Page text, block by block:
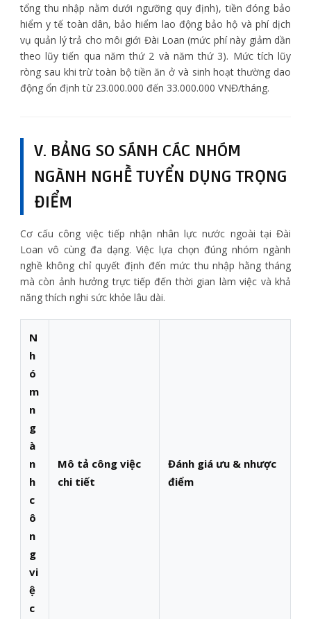
tổng thu nhập nằm dưới ngưỡng quy định), tiền đóng bảo
hiểm y tế toàn dân, bảo hiểm lao động bảo hộ và phí dịch
vụ quản lý trả cho môi giới Đài Loan (mức phí này giảm dần
theo lũy tiến qua năm thứ 2 và năm thứ 3). Mức tích lũy
ròng sau khi trừ toàn bộ tiền ăn ở và sinh hoạt thường dao
động ổn định từ 23.000.000 đến 33.000.000 VNĐ/tháng.
V. BẢNG SO SÁNH CÁC NHÓM
NGÀNH NGHỀ TUYỂN DỤNG TRỌNG
ĐIỂM
Cơ cấu công việc tiếp nhận nhân lực nước ngoài tại Đài
Loan vô cùng đa dạng. Việc lựa chọn đúng nhóm ngành
nghề không chỉ quyết định đến mức thu nhập hằng tháng
mà còn ảnh hưởng trực tiếp đến thời gian làm việc và khả
năng thích nghi sức khỏe lâu dài.
N
h
ó
m
n
g
à
n
h
c
ô
n
g
vi
ệ
c
Mô tả công việc
chi tiết
Đánh giá ưu & nhược
điểm